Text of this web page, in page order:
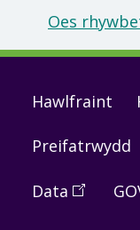
Oes
Footer
links
Hawlfraint
Preifatrwydd
Data (Open